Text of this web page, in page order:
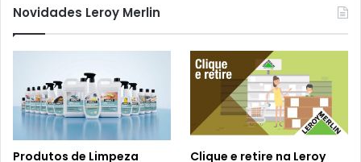
Novidades Leroy Merlin
Produtos de Limpeza
Clique e retire na Leroy